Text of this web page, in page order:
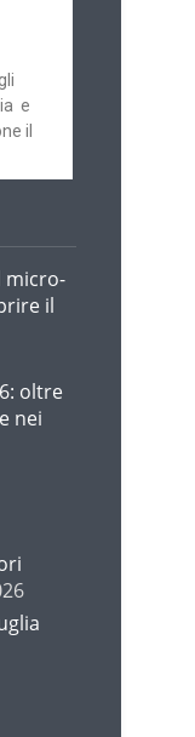
e
il
micro-
il
oltre
nei